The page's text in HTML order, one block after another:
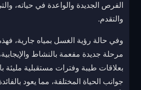
الفرص الجديدة والواعدة في حياته،
والتقدم.
وفي حالة رؤية الغسل بمياه جارية،
مرحلة جديدة مفعمة بالنشاط
بعلاقات طيبة وفترات مستقبلية مليئة
جوانب الحياة المختلفة، مما يعود